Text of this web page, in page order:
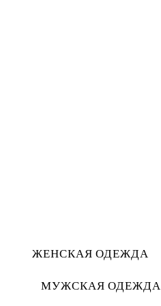
ЖЕНСКАЯ ОДЕЖДА
МУЖСКАЯ ОДЕЖДА